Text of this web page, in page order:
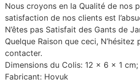
Nous croyons en la Qualité de nos
satisfaction de nos clients est
N’êtes pas Satisfait des Gants de
Quelque Raison que ceci, N’hésitez
contacter.
Dimensions du Colis: 12 x 6 x 1
Fabricant: Hovuk